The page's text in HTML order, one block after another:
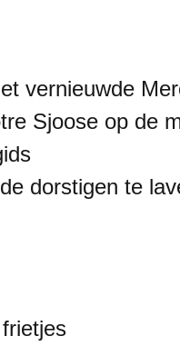
vernieuwde
Sjoose op de
dorstigen te